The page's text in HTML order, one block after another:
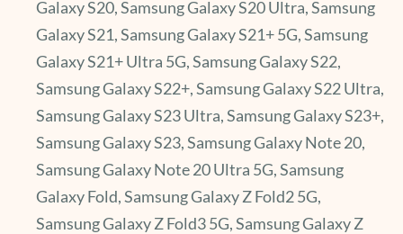
Galaxy S20, Samsung Galaxy S20 Ultra, Samsung
Galaxy S21, Samsung Galaxy S21+ 5G, Samsung
Galaxy S21+ Ultra 5G, Samsung Galaxy S22,
Samsung Galaxy S22+, Samsung Galaxy S22 Ultra,
Samsung Galaxy S23 Ultra, Samsung Galaxy S23+,
Samsung Galaxy S23, Samsung Galaxy Note 20,
Samsung Galaxy Note 20 Ultra 5G, Samsung
Galaxy Fold, Samsung Galaxy Z Fold2 5G,
Samsung Galaxy Z Fold3 5G, Samsung Galaxy Z